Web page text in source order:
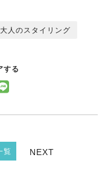
大人のスタイリング
する
覧 NEXT